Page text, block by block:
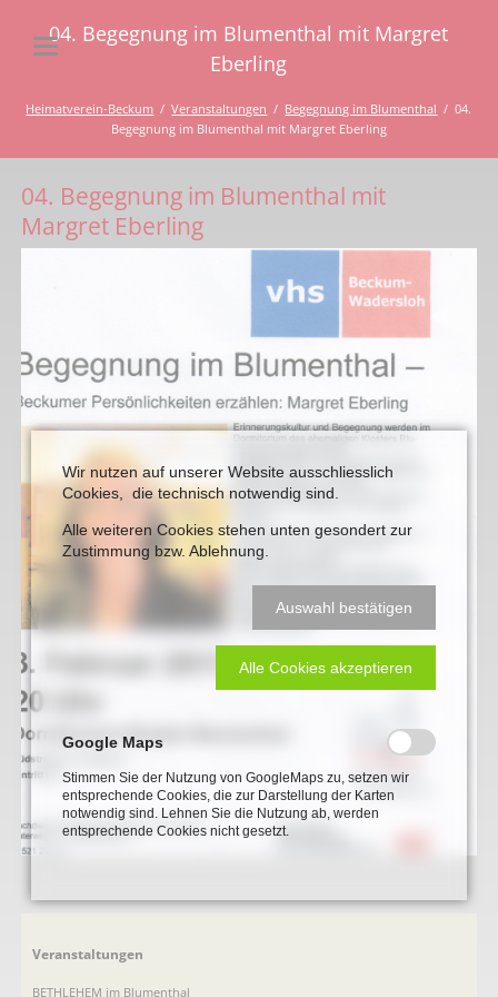
04. Begegnung im Blumenthal mit Margret
Eberling
Heimatverein-Beckum Veranstaltungen Begegnung im Blumenthal
04.
Begegnung im Blumenthal mit Margret Eberling
04. Begegnung im Blumenthal mit
Margret Eberling
Navigation
Veranstaltungen
BETHLEHEM im Blumenthal
Wir nutzen auf unserer Website ausschliesslich
Cookies, die technisch notwendig sind.
Alle weiteren Cookies stehen unten gesondert zur
Zustimmung bzw. Ablehnung.
Auswahl bestätigen
Alle Cookies akzeptieren
Google Maps
Stimmen Sie der Nutzung von GoogleMaps zu, setzen wir
entsprechende Cookies, die zur Darstellung der Karten
notwendig sind. Lehnen Sie die Nutzung ab, werden
entsprechende Cookies nicht gesetzt.